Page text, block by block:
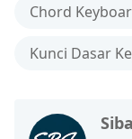
Chord
Kunci Dasar